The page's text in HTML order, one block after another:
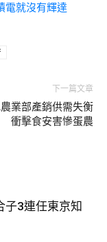
電就沒有輝達
下一篇文章
業部產銷供需失衡
衝擊食安害慘蛋農
子3連任東京知